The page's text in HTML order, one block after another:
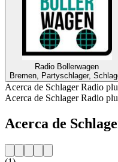
Radio Bollerwagen
Bremen, Partyschlager,
Acerca de Schlager Radio
Acerca de Schlager Radio
Acerca de